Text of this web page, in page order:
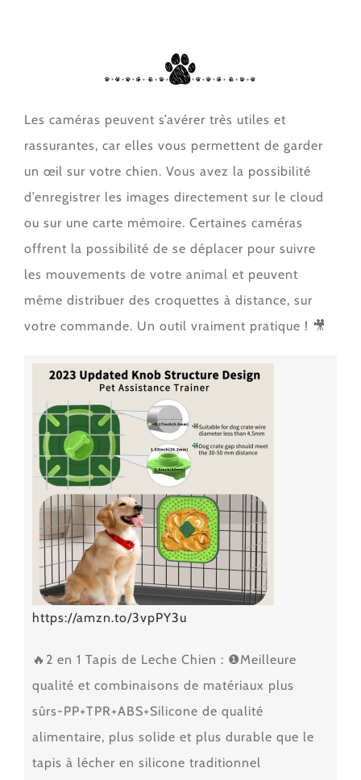
Les caméras peuvent s’avérer très utiles et
rassurantes, car elles vous permettent de garder
un œil sur votre chien. Vous avez la possibilité
d’enregistrer les images directement sur le cloud
ou sur une carte mémoire. Certaines caméras
offrent la possibilité de se déplacer pour suivre
les mouvements de votre animal et peuvent
même distribuer des croquettes à distance, sur
votre commande. Un outil vraiment pratique ! 🎥
https://amzn.to/3vpPY3u
🔥2 en 1 Tapis de Leche Chien : ❶Meilleure
qualité et combinaisons de matériaux plus
sûrs-PP+TPR+ABS+Silicone de qualité
alimentaire, plus solide et plus durable que le
tapis à lécher en silicone traditionnel